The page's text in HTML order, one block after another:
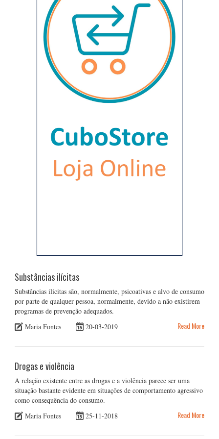
Substâncias ilícitas
Substâncias ilícitas são, normalmente, psicoativas e alvo de consumo
por parte de qualquer pessoa, normalmente, devido a não existirem
programas de prevenção adequados.
Maria Fontes
20-03-2019 Read More
Drogas e violência
A relação existente entre as drogas e a violência parece ser uma
situação bastante evidente em situações de comportamento agressivo
como consequência do consumo.
Maria Fontes
25-11-2018 Read More